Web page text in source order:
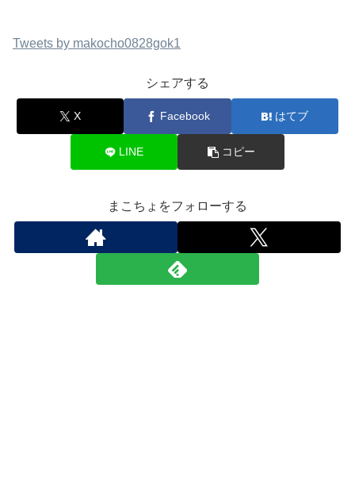
Tweets by makocho0828gok1
シェアする
X Facebook はてブ
LINE コピー
まこちょをフォローする